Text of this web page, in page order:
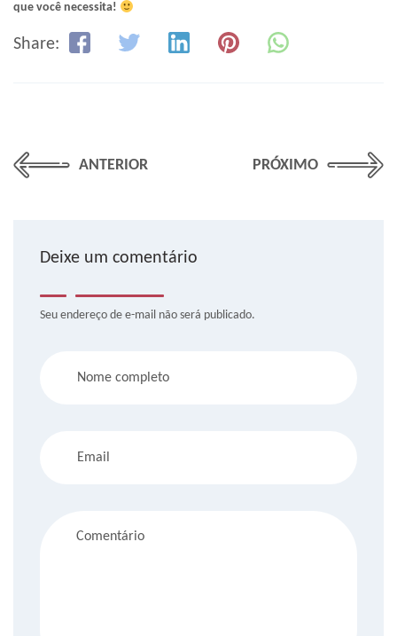
que você necessita!
Share:
ANTERIOR PRÓXIMO
Deixe um comentário
Seu endereço de e-mail não será publicado.